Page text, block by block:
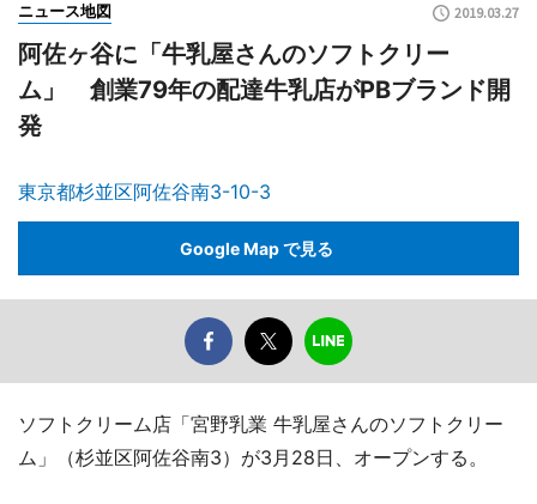
ニュース地図 2019.03.27
阿佐ヶ谷に「牛乳屋さんのソフトクリー
ム」 創業79年の配達牛乳店がPBブランド開
発
東京都杉並区阿佐谷南3-10-3
Google Map で見る
ソフトクリーム店「宮野乳業 牛乳屋さんのソフトクリー
ム」（杉並区阿佐谷南3）が3月28日、オープンする。